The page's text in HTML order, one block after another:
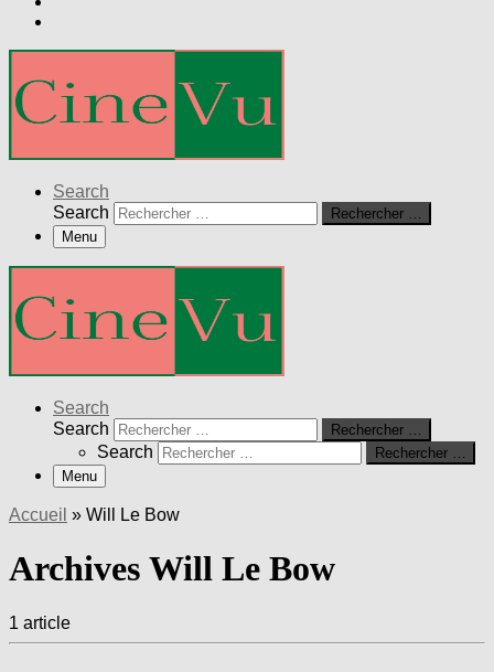
Search
Search
Rechercher …
Menu
Search
Search
Rechercher …
Search
Rechercher …
Menu
Accueil » Will Le Bow
Archives Will Le Bow
1 article